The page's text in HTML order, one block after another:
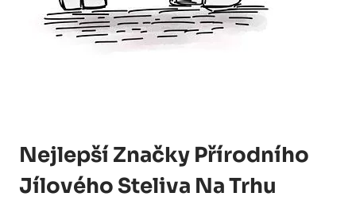
Nejlepší Značky Přírodního
Jílového Steliva Na Trhu